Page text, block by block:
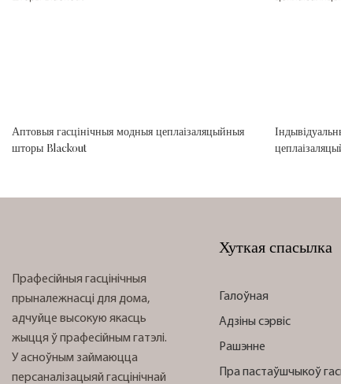
Аптовыя гасцінічныя модныя цеплаізаляцыйныя
шторы Blackout
Прафесійныя гасцінічныя
прыналежнасці для дома,
адчуйце высокую якасць
жыцця ў прафесійным гатэлі.
У асноўным займаюцца
персаналізацыяй гасцінічнай
Хуткая спасылка
Галоўная
Адзіны сэрвіс
Рашэнне
Пра пастаўшчыкоў